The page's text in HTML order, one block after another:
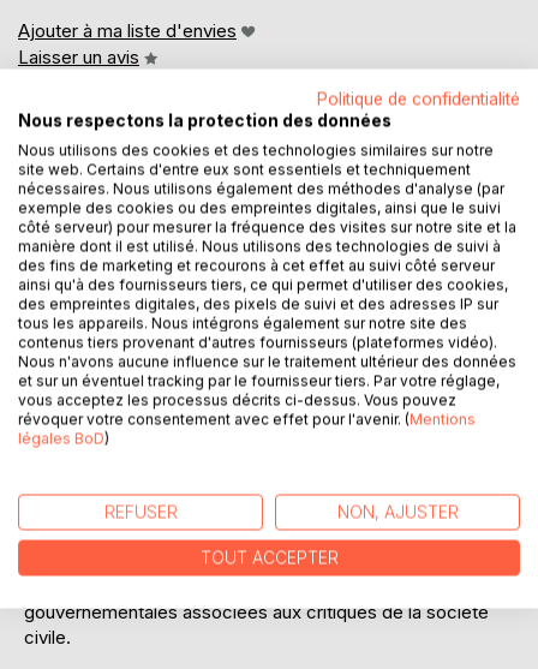
Ajouter à ma liste d'envies
Laisser un avis
DESCRIPTION
Cet ouvrage est une chronologie qui relate la gestion de la
crise sanitaire du Covid-19 en France. Une pandémie
venant troubler les calendriers militants, politiques et
bouleverser la vie de millions de personnes dans le monde.
La gestion de cette crise, en France, a déjà fait l'objet de
commissions d'enquête mais aussi de nombreuses
Vous y trouverez un chapitre dédié aux alertes mondiales
sur le risque de pandémie, un autre est dédié à la gestion
gouvernementales associées aux critiques de la société
civile.
Politique de confidentialité
Nous respectons la protection des données
Nous utilisons des cookies et des technologies similaires sur notre
site web. Certains d'entre eux sont essentiels et techniquement
nécessaires. Nous utilisons également des méthodes d'analyse (par
exemple des cookies ou des empreintes digitales, ainsi que le suivi
côté serveur) pour mesurer la fréquence des visites sur notre site et la
manière dont il est utilisé. Nous utilisons des technologies de suivi à
des fins de marketing et recourons à cet effet au suivi côté serveur
ainsi qu'à des fournisseurs tiers, ce qui permet d'utiliser des cookies,
des empreintes digitales, des pixels de suivi et des adresses IP sur
tous les appareils. Nous intégrons également sur notre site des
contenus tiers provenant d'autres fournisseurs (plateformes vidéo).
Nous n'avons aucune influence sur le traitement ultérieur des données
et sur un éventuel tracking par le fournisseur tiers. Par votre réglage,
vous acceptez les processus décrits ci-dessus. Vous pouvez
révoquer votre consentement avec effet pour l'avenir. (Mentions
légales BoD)
REFUSER NON, AJUSTER
TOUT ACCEPTER